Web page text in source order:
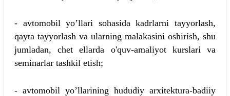
- avtomobil yo’llari sohasida kadrlarni tayyorlash,
qayta tayyorlash va ularning malakasini oshirish, shu
jumladan, chet ellarda o'quv-amaliyot kurslari va
seminarlar tashkil etish;
- avtomobil yo’llarining hududiy arxitektura-badiiy